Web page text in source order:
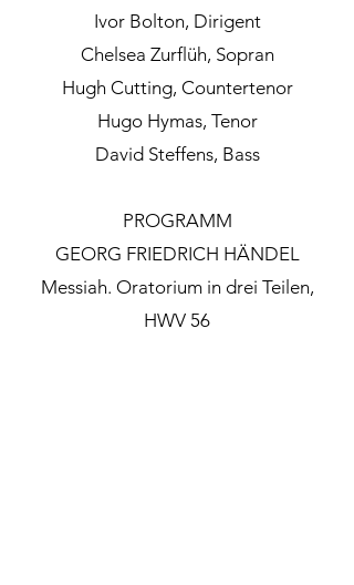
Ivor Bolton, Dirigent
Chelsea Zurflüh, Sopran
Hugh Cutting, Countertenor
Hugo Hymas, Tenor
David Steffens, Bass
PROGRAMM
GEORG FRIEDRICH HÄNDEL
Messiah. Oratorium in drei Teilen,
HWV 56